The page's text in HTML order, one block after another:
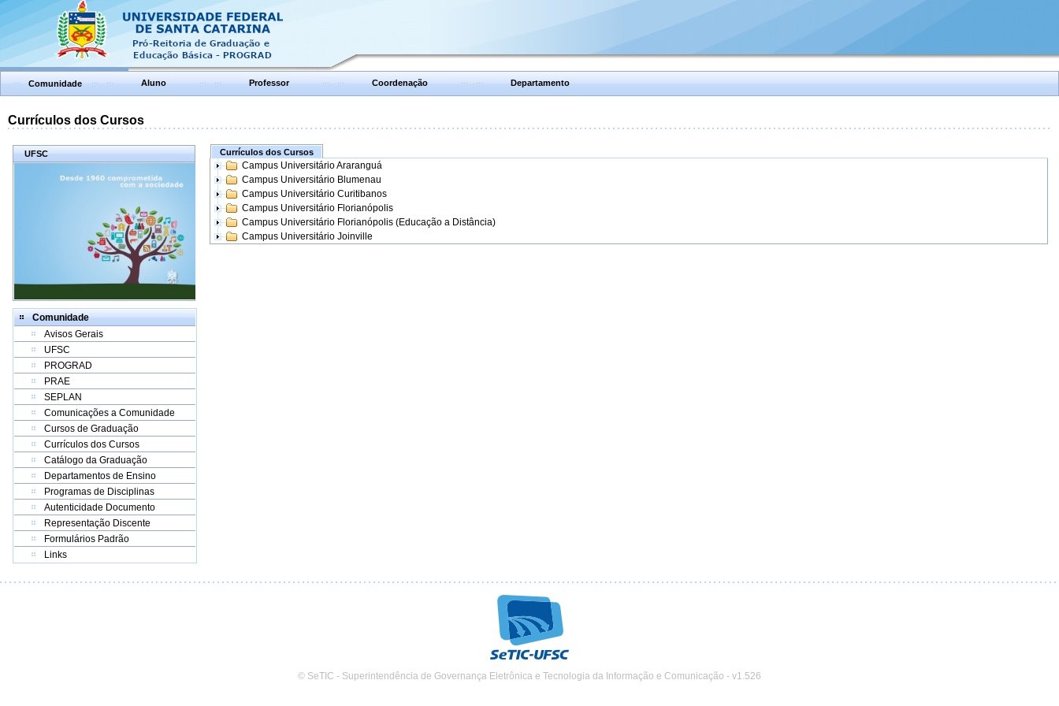
Comunidade Aluno Professor Coordenação Departamento
Currículos dos Cursos
UFSC
Comunidade
Avisos Gerais
UFSC
PROGRAD
PRAE
SEPLAN
Comunicações a Comunidade
Cursos de Graduação
Currículos dos Cursos
Catálogo da Graduação
Departamentos de Ensino
Programas de Disciplinas
Autenticidade Documento
Representação Discente
Formulários Padrão
Links
Currículos dos Cursos
Campus Universitário Araranguá
Campus Universitário Blumenau
Campus Universitário Curitibanos
Campus Universitário Florianópolis
Campus Universitário Florianópolis (Educação a Distância)
Campus Universitário Joinville
© SeTIC - Superintendência de Governança Eletrônica e Tecnologia da Informação e Comunicação - v1.526